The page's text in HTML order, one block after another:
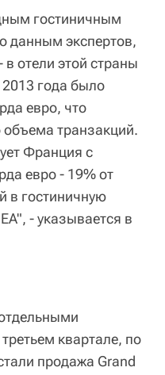
гостиничным
данным экспертов,
в отели этой страны
года было
евро, что
объема транзакций.
Франция с
евро - 19% от
в гостиничную
- указывается в
квартале, по
продажа Grand